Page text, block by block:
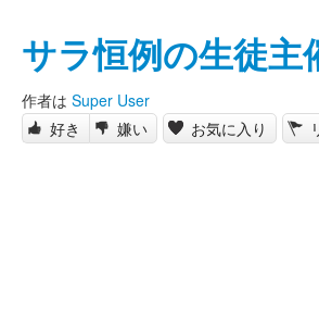
サラ恒例の生徒主
作者は Super User
好き
嫌い お気に入り